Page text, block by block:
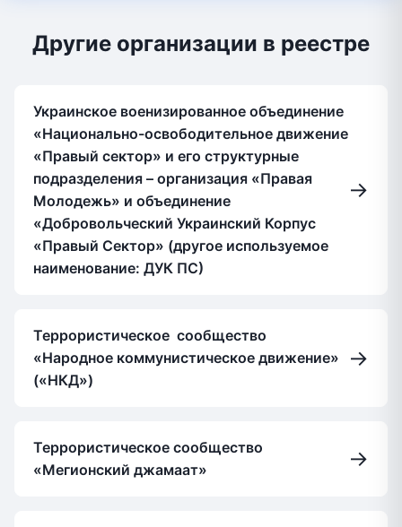
Другие организации в реестре
Украинское военизированное объединение
«Национально-освободительное движение
«Правый сектор» и его структурные
подразделения – организация «Правая
Молодежь» и объединение
«Добровольческий Украинский Корпус
«Правый Сектор» (другое используемое
наименование: ДУК ПС)
→
Террористическое сообщество
«Народное коммунистическое движение»
(«НКД»)
→
Террористическое сообщество
«Мегионский джамаат»
→